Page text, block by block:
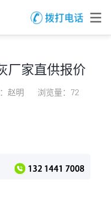
厂家直供报价
赵明 浏览量：72